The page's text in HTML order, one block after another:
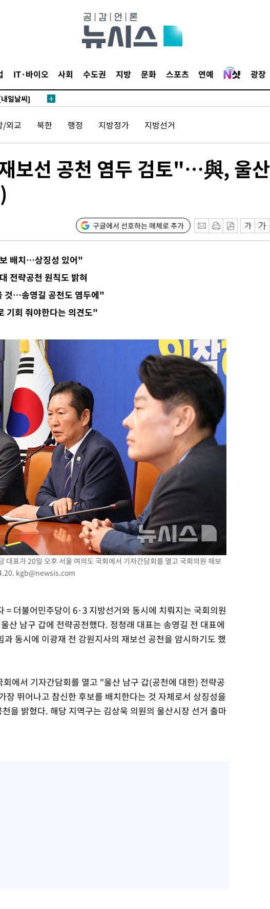
IT·바이오 사회 수도권 지방 문화 스포츠 연예 광장
말고 과감히
남쪽 아웃바
…희망지 못
일날씨]
입단
에 마쳐
"
협회
수…이병태 후
월 10.3만개
률은 4.1%로
말고 과감히
로 하향
별재난지역
용…희망지 못
일날씨]
수요 선제 대
입단
2무'
에 마쳐
부장 기소
개"
협회
수…이병태 후
/외교 북한 행정 지방정가 지방선거
보선 공천 염두 검토"…與, 울산
구글에서 선호하는 매체로 추가
배치…상징성 있어"
전략공천 원칙도 밝혀
것…송영길 공천도 염두에"
기회 줘야한다는 의견도"
대표가 20일 오후 서울 여의도 국회에서 기자간담회를 열고 국회의원 재보
kgb@newsis.com
= 더불어민주당이 6·3 지방선거와 동시에 치뤄지는 국회의원
산 남구 갑에 전략공천했다. 정청래 대표는 송영길 전 대표에
동시에 이광재 전 강원지사의 재보선 공천을 암시하기도 했
에서 기자간담회를 열고 "울산 남구 갑(공천에 대한) 전략공
장 뛰어나고 참신한 후보를 배치한다는 것 자체로서 상징성을
을 밝혔다. 해당 지역구는 김상욱 의원의 울산시장 선거 출마